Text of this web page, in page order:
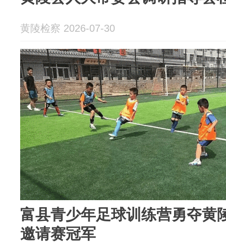
黄陵检察 2026-07-30
富县青少年足球训练营勇夺黄
邀请赛冠军